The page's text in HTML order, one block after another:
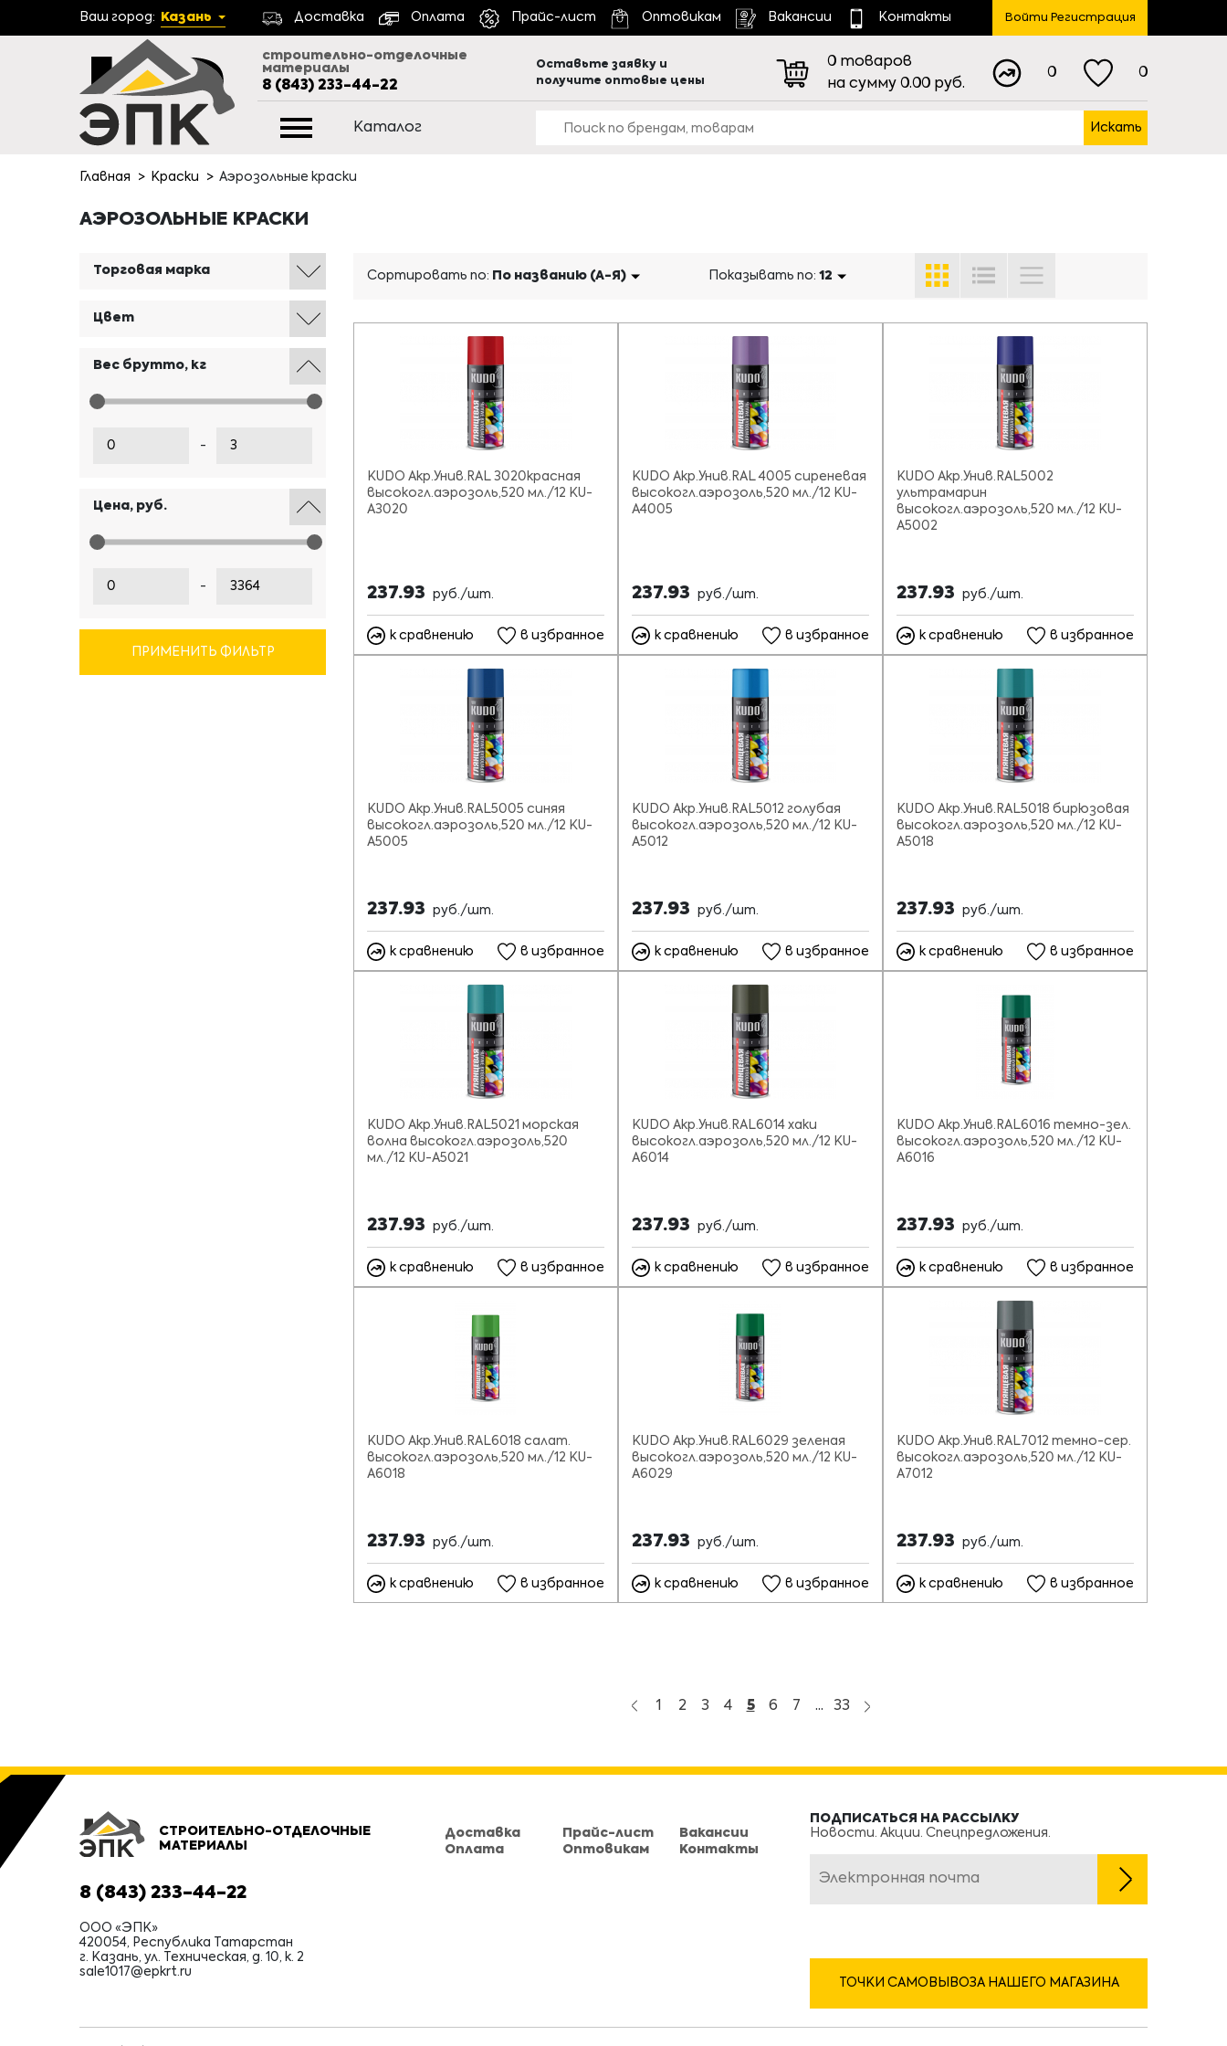
Ваш город: Казань Доставка Оплата Прайс-лист Оптовикам Вакансии Контакты Войти Регистрация
строительно-отделочные
материалы
8 (843) 233-44-22
Оставьте заявку и
получите оптовые цены
0 товаров
на сумму 0.00 руб.
0 0
Каталог Искать
Главная Краски Аэрозольные краски
АЭРОЗОЛЬНЫЕ КРАСКИ
Торговая марка
Цвет
Вес брутто, кг
-
Цена, руб.
-
ПРИМЕНИТЬ ФИЛЬТР
Сортировать по: По названию (А-Я) Показывать по: 12
KUDO Акр.Унив.RAL 3020красная
высокогл.аэрозоль,520 мл./12 KU-
A3020
237.93 руб./шт.
к сравнению в избранное
KUDO Акр.Унив.RAL 4005 сиреневая
высокогл.аэрозоль,520 мл./12 KU-
A4005
237.93 руб./шт.
к сравнению в избранное
KUDO Акр.Унив.RAL5002
ультрамарин
высокогл.аэрозоль,520 мл./12 KU-
A5002
237.93 руб./шт.
к сравнению в избранное
KUDO Акр.Унив.RAL5005 синяя
высокогл.аэрозоль,520 мл./12 KU-
A5005
237.93 руб./шт.
к сравнению в избранное
KUDO Акр.Унив.RAL5012 голубая
высокогл.аэрозоль,520 мл./12 KU-
A5012
237.93 руб./шт.
к сравнению в избранное
KUDO Акр.Унив.RAL5018 бирюзовая
высокогл.аэрозоль,520 мл./12 KU-
A5018
237.93 руб./шт.
к сравнению в избранное
KUDO Акр.Унив.RAL5021 морская
волна высокогл.аэрозоль,520
мл./12 KU-A5021
237.93 руб./шт.
к сравнению в избранное
KUDO Акр.Унив.RAL6014 хаки
высокогл.аэрозоль,520 мл./12 KU-
A6014
237.93 руб./шт.
к сравнению в избранное
KUDO Акр.Унив.RAL6016 темно-зел.
высокогл.аэрозоль,520 мл./12 KU-
A6016
237.93 руб./шт.
к сравнению в избранное
KUDO Акр.Унив.RAL6018 салат.
высокогл.аэрозоль,520 мл./12 KU-
A6018
237.93 руб./шт.
к сравнению в избранное
KUDO Акр.Унив.RAL6029 зеленая
высокогл.аэрозоль,520 мл./12 KU-
A6029
237.93 руб./шт.
к сравнению в избранное
KUDO Акр.Унив.RAL7012 темно-сер.
высокогл.аэрозоль,520 мл./12 KU-
A7012
237.93 руб./шт.
к сравнению в избранное
1 2 3 4 5 6 7 ... 33
СТРОИТЕЛЬНО-ОТДЕЛОЧНЫЕ
МАТЕРИАЛЫ
8 (843) 233-44-22
ООО «ЭПК»
420054, Республика Татарстан
г. Казань, ул. Техническая, д. 10, к. 2
sale1017@epkrt.ru
Доставка
Оплата
Прайс-лист
Оптовикам
Вакансии
Контакты
ПОДПИСАТЬСЯ НА РАССЫЛКУ
Новости. Акции. Спецпредложения.
ТОЧКИ САМОВЫВОЗА НАШЕГО МАГАЗИНА